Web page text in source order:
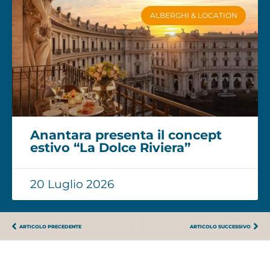
ALBERGHI & LOCATION
Anantara presenta il concept
estivo “La Dolce Riviera”
20 Luglio 2026
ARTICOLO PRECEDENTE ARTICOLO SUCCESSIVO